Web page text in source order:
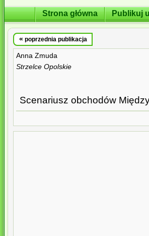
Strona główna Publikuj
« poprzednia publikacja
Anna Zmuda
Strzelce Opolskie
Scenariusz obchodów